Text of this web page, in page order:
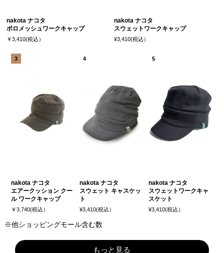
nakota ナコタ
ポロメッシュワークキャップ
￥3,410(税込）
nakota ナコタ
スウェットワークキャップ
¥3,410(税込）
nakota ナコタ
エアークッション クー
ル ワークキャップ
￥3,740(税込）
nakota ナコタ
スウェット キャスケッ
ト
¥3,410(税込）
nakota ナコタ
スウェットワークキャ
スケット
¥3,410(税込）
※他ショッピングモール含む数
もっと見る